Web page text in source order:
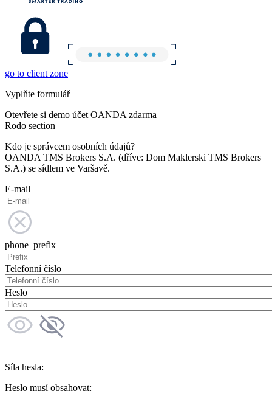
go to client zone
Vyplňte formulář
Otevřete si demo účet OANDA zdarma
Rodo section
Kdo je správcem osobních údajů?
OANDA TMS Brokers S.A. (dříve: Dom Maklerski TMS Brokers
S.A.) se sídlem ve Varšavě.
E-mail
phone_prefix
Telefonní číslo
Heslo
Síla hesla:
Heslo musí obsahovat: